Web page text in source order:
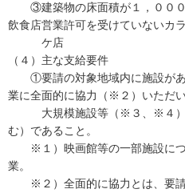
③建築物の床面積が１，０００
飲食店営業許可を受けていないカ
ケ店
（４）主な支給要件
①要請の対象地域内に施設があ
業に全面的に協力（※２）いただ
大規模施設等（※３、※４）を
む）であること。
※１）映画館等の一部施設につ
業。
※２）全面的に協力とは、要請